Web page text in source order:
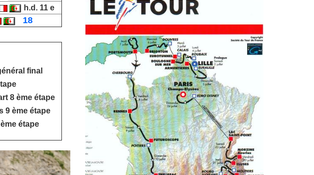
h.d. 11 e
18
final
8 ème étape
9 ème étape
étape